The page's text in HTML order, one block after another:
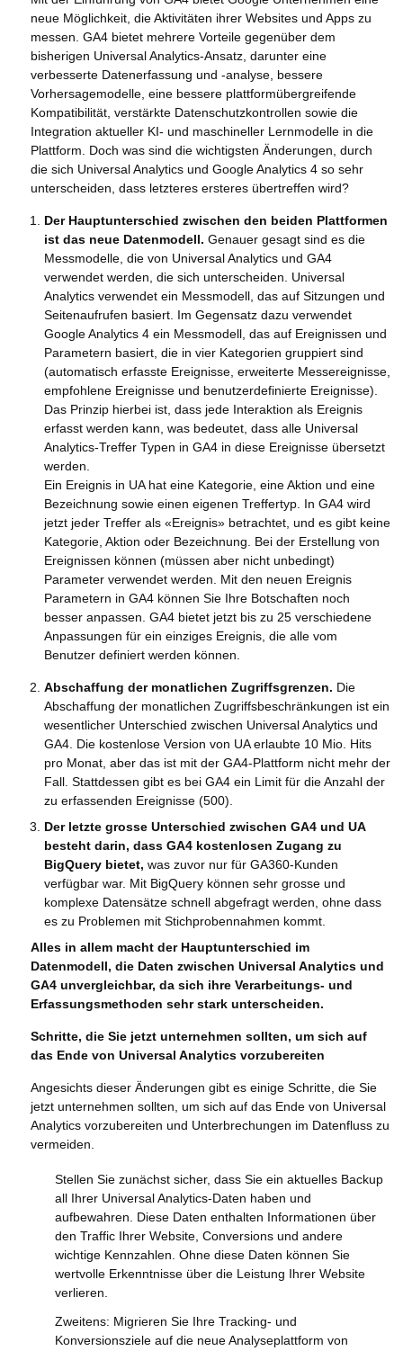
neue Möglichkeit, die Aktivitäten ihrer Websites und Apps zu
messen. GA4 bietet mehrere Vorteile gegenüber dem
bisherigen Universal Analytics-Ansatz, darunter eine
verbesserte Datenerfassung und -analyse, bessere
Vorhersagemodelle, eine bessere plattformübergreifende
Kompatibilität, verstärkte Datenschutzkontrollen sowie die
Integration aktueller KI- und maschineller Lernmodelle in die
Plattform. Doch was sind die wichtigsten Änderungen, durch
die sich Universal Analytics und Google Analytics 4 so sehr
unterscheiden, dass letzteres ersteres übertreffen wird?
Der Hauptunterschied zwischen den beiden Plattformen
ist das neue Datenmodell. Genauer gesagt sind es die
Messmodelle, die von Universal Analytics und GA4
verwendet werden, die sich unterscheiden. Universal
Analytics verwendet ein Messmodell, das auf Sitzungen und
Seitenaufrufen basiert. Im Gegensatz dazu verwendet
Google Analytics 4 ein Messmodell, das auf Ereignissen und
Parametern basiert, die in vier Kategorien gruppiert sind
(automatisch erfasste Ereignisse, erweiterte Messereignisse,
empfohlene Ereignisse und benutzerdefinierte Ereignisse).
Das Prinzip hierbei ist, dass jede Interaktion als Ereignis
erfasst werden kann, was bedeutet, dass alle Universal
Analytics-Treffer Typen in GA4 in diese Ereignisse übersetzt
werden.
Ein Ereignis in UA hat eine Kategorie, eine Aktion und eine
Bezeichnung sowie einen eigenen Treffertyp. In GA4 wird
jetzt jeder Treffer als «Ereignis» betrachtet, und es gibt keine
Kategorie, Aktion oder Bezeichnung. Bei der Erstellung von
Ereignissen können (müssen aber nicht unbedingt)
Parameter verwendet werden. Mit den neuen Ereignis
Parametern in GA4 können Sie Ihre Botschaften noch
besser anpassen. GA4 bietet jetzt bis zu 25 verschiedene
Anpassungen für ein einziges Ereignis, die alle vom
Benutzer definiert werden können.
Abschaffung der monatlichen Zugriffsgrenzen. Die
Abschaffung der monatlichen Zugriffsbeschränkungen ist ein
wesentlicher Unterschied zwischen Universal Analytics und
GA4. Die kostenlose Version von UA erlaubte 10 Mio. Hits
pro Monat, aber das ist mit der GA4-Plattform nicht mehr der
Fall. Stattdessen gibt es bei GA4 ein Limit für die Anzahl der
zu erfassenden Ereignisse (500).
Der letzte grosse Unterschied zwischen GA4 und UA
besteht darin, dass GA4 kostenlosen Zugang zu
BigQuery bietet, was zuvor nur für GA360-Kunden
verfügbar war. Mit BigQuery können sehr grosse und
komplexe Datensätze schnell abgefragt werden, ohne dass
es zu Problemen mit Stichprobennahmen kommt.
Alles in allem macht der Hauptunterschied im
Datenmodell, die Daten zwischen Universal Analytics und
GA4 unvergleichbar, da sich ihre Verarbeitungs- und
Erfassungsmethoden sehr stark unterscheiden.
Schritte, die Sie jetzt unternehmen sollten, um sich auf
das Ende von Universal Analytics vorzubereiten
Angesichts dieser Änderungen gibt es einige Schritte, die Sie
jetzt unternehmen sollten, um sich auf das Ende von Universal
Analytics vorzubereiten und Unterbrechungen im Datenfluss zu
vermeiden.
Stellen Sie zunächst sicher, dass Sie ein aktuelles Backup
all Ihrer Universal Analytics-Daten haben und
aufbewahren. Diese Daten enthalten Informationen über
den Traffic Ihrer Website, Conversions und andere
wichtige Kennzahlen. Ohne diese Daten können Sie
wertvolle Erkenntnisse über die Leistung Ihrer Website
verlieren.
Zweitens: Migrieren Sie Ihre Tracking- und
Konversionsziele auf die neue Analyseplattform von